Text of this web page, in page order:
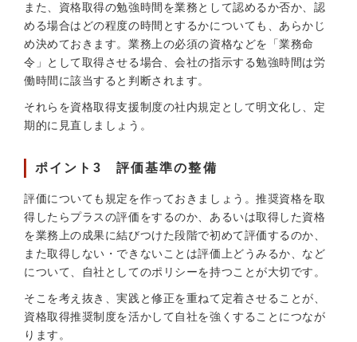
また、資格取得の勉強時間を業務として認めるか否か、認
める場合はどの程度の時間とするかについても、あらかじ
め決めておきます。業務上の必須の資格などを「業務命
令」として取得させる場合、会社の指示する勉強時間は労
働時間に該当すると判断されます。
それらを資格取得支援制度の社内規定として明文化し、定
期的に見直しましょう。
ポイント3 評価基準の整備
評価についても規定を作っておきましょう。推奨資格を取
得したらプラスの評価をするのか、あるいは取得した資格
を業務上の成果に結びつけた段階で初めて評価するのか、
また取得しない・できないことは評価上どうみるか、など
について、自社としてのポリシーを持つことが大切です。
そこを考え抜き、実践と修正を重ねて定着させることが、
資格取得推奨制度を活かして自社を強くすることにつなが
ります。